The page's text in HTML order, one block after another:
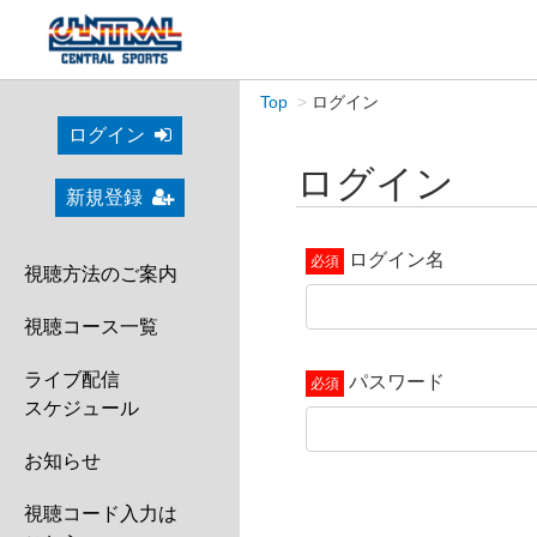
ログイン
新規登録
視聴方法のご案内
視聴コース一覧
ライブ配信
スケジュール
お知らせ
視聴コード入力は
Top ログイン
ログイン
ログイン名
パスワード